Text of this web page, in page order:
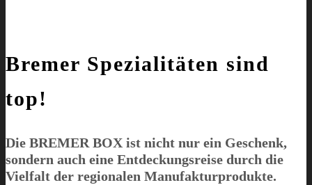
Bremer Spezialitäten sind
top!
Die BREMER BOX ist nicht nur ein Geschenk,
sondern auch eine Entdeckungsreise durch die
Vielfalt der regionalen Manufakturprodukte.